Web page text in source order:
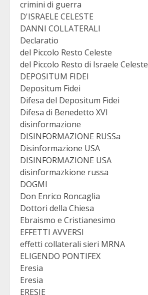
crimini di guerra
D'ISRAELE CELESTE
DANNI COLLATERALI
Declaratio
del Piccolo Resto Celeste
del Piccolo Resto di Israele Celeste
DEPOSITUM FIDEI
Depositum Fidei
Difesa del Depositum Fidei
Difesa di Benedetto XVI
disinformazione
DISINFORMAZIONE RUSSa
Disinformazione USA
DISINFORMAZIONE USA
disinformazkione russa
DOGMI
Don Enrico Roncaglia
Dottori della Chiesa
Ebraismo e Cristianesimo
EFFETTI AVVERSI
effetti collaterali sieri MRNA
ELIGENDO PONTIFEX
Eresia
Eresia
ERESIE